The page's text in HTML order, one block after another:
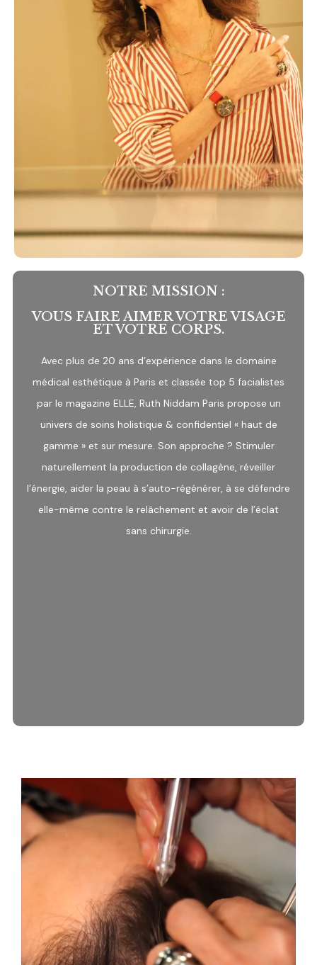
NOTRE MISSION :
VOUS FAIRE AIMER VOTRE VISAGE
ET VOTRE CORPS.
Avec plus de 20 ans d’expérience dans le domaine
médical esthétique à Paris et classée top 5 facialistes
par le magazine ELLE, Ruth Niddam Paris propose un
univers de soins holistique & confidentiel « haut de
gamme » et sur mesure. Son approche ? Stimuler
naturellement la production de collagène, réveiller
l’énergie, aider la peau à s’auto-régénérer, à se défendre
elle-même contre le relâchement et avoir de l’éclat
sans chirurgie.